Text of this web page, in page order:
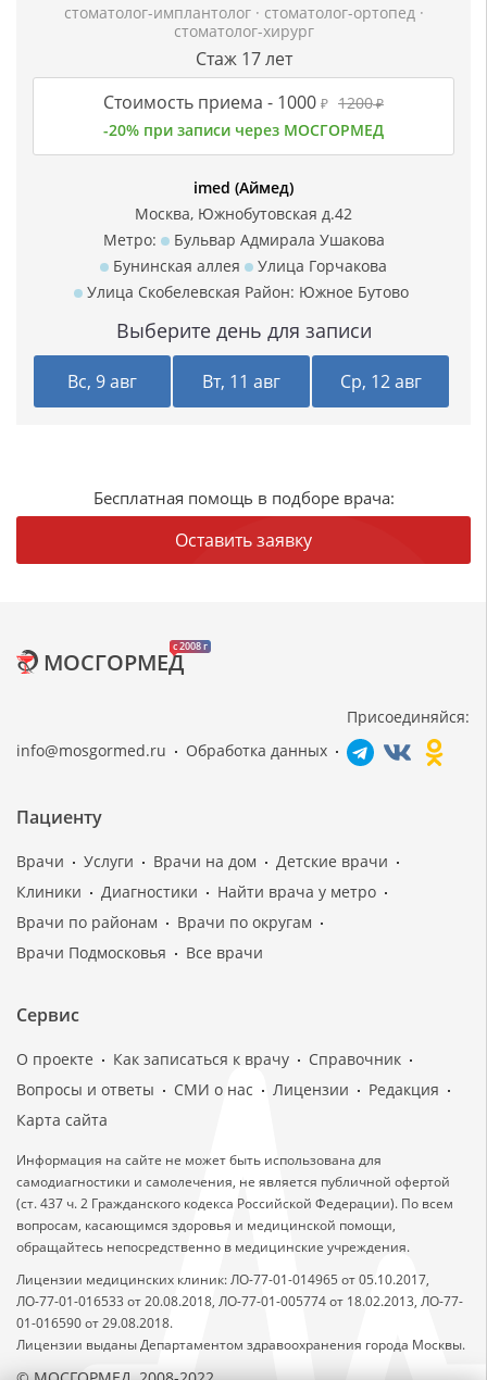
стоматолог-имплантолог · стоматолог-ортопед ·
стоматолог-хирург
Стаж 17 лет
Стоимость приема - 1000 ₽ 1200₽
-20% при записи через МОСГОРМЕД
imed (Аймед)
Москва, Южнобутовская д.42
Метро:
Бульвар Адмирала Ушакова
Бунинская аллея
Улица Горчакова
Улица Скобелевская Район: Южное Бутово
Выберите день для записи
Вс, 9 авг Вт, 11 авг Ср, 12 авг
Бесплатная помощь в подборе врача:
Оставить заявку
c 2008 г
МОСГОРМЕД
info@mosgormed.ru Обработка данных
Присоединяйся:
Пациенту
Врачи Услуги Врачи на дом
Детские врачи
Клиники
Диагностики
Найти врача у метро
Врачи по районам
Врачи по округам
Врачи Подмосковья
Все врачи
Сервис
О проекте Как записаться к врачу
Справочник
Вопросы и ответы
СМИ о нас Лицензии
Редакция
Карта сайта
Информация на сайте не может быть использована для
самодиагностики и самолечения, не является публичной офертой
(ст. 437 ч. 2 Гражданского кодекса Российской Федерации). По всем
вопросам, касающимся здоровья и медицинской помощи,
обращайтесь непосредственно в медицинские учреждения.
Лицензии медицинских клиник: ЛО-77-01-014965 от 05.10.2017,
ЛО-77-01-016533 от 20.08.2018, ЛО-77-01-005774 от 18.02.2013, ЛО-77-
01-016590 от 29.08.2018.
Лицензии выданы Департаментом здравоохранения города Москвы.